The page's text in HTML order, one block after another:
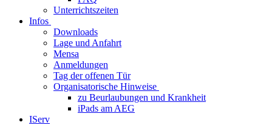
Unterrichtszeiten
Infos
Downloads
Lage und Anfahrt
Mensa
Anmeldungen
Tag der offenen Tür
Organisatorische Hinweise
zu Beurlaubungen und Krankheit
iPads am AEG
IServ